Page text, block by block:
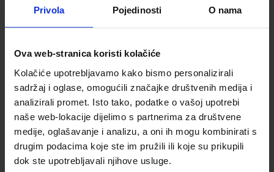
Privola Pojedinosti O nama
Ova web-stranica koristi kolačiće
Kolačiće upotrebljavamo kako bismo personalizirali
sadržaj i oglase, omogućili značajke društvenih medija i
analizirali promet. Isto tako, podatke o vašoj upotrebi
naše web-lokacije dijelimo s partnerima za društvene
medije, oglašavanje i analizu, a oni ih mogu kombinirati s
drugim podacima koje ste im pružili ili koje su prikupili
dok ste upotrebljavali njihove usluge.
Školski razred
30 3.RAZRED SŠ
Vrsta škole
3 STRUKOVNA
Reg br min
3151